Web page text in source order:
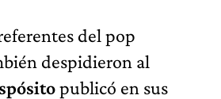
del pop
despidieron al
publicó en sus